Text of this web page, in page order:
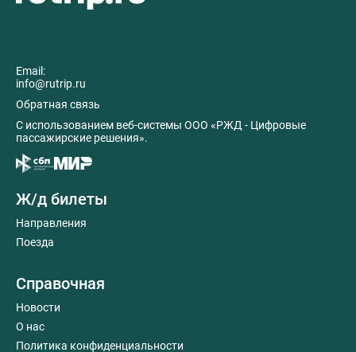
Email:
info@rutrip.ru
Обратная связь
C использованием веб-системы ООО «РЖД - Цифровые
пассажирские решения».
Ж/д билеты
Направления
Поезда
Справочная
Новости
О нас
Политика конфиденциальности